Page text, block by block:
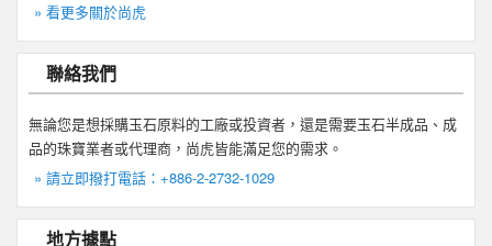
» 看更多關於尚虎
聯絡我們
無論您是想採購玉石原料的工廠或投資者，還是需要玉石半成品、成
品的珠寶業者或代理商，尚虎皆能滿足您的需求。
» 請立即撥打電話：+886-2-2732-1029
地方據點